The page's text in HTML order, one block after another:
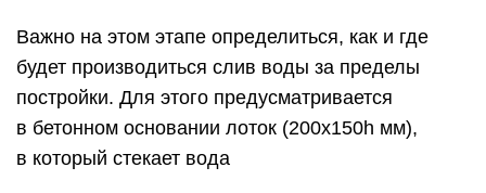
Важно на этом этапе определиться, как и где
будет производиться слив воды за пределы
постройки. Для этого предусматривается
в бетонном основании лоток (200х150h мм),
в который стекает вода